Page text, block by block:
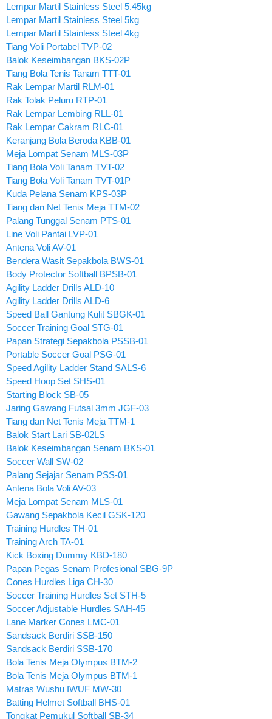
Lempar Martil Stainless Steel 5.45kg
Lempar Martil Stainless Steel 5kg
Lempar Martil Stainless Steel 4kg
Tiang Voli Portabel TVP-02
Balok Keseimbangan BKS-02P
Tiang Bola Tenis Tanam TTT-01
Rak Lempar Martil RLM-01
Rak Tolak Peluru RTP-01
Rak Lempar Lembing RLL-01
Rak Lempar Cakram RLC-01
Keranjang Bola Beroda KBB-01
Meja Lompat Senam MLS-03P
Tiang Bola Voli Tanam TVT-02
Tiang Bola Voli Tanam TVT-01P
Kuda Pelana Senam KPS-03P
Tiang dan Net Tenis Meja TTM-02
Palang Tunggal Senam PTS-01
Line Voli Pantai LVP-01
Antena Voli AV-01
Bendera Wasit Sepakbola BWS-01
Body Protector Softball BPSB-01
Agility Ladder Drills ALD-10
Agility Ladder Drills ALD-6
Speed Ball Gantung Kulit SBGK-01
Soccer Training Goal STG-01
Papan Strategi Sepakbola PSSB-01
Portable Soccer Goal PSG-01
Speed Agility Ladder Stand SALS-6
Speed Hoop Set SHS-01
Starting Block SB-05
Jaring Gawang Futsal 3mm JGF-03
Tiang dan Net Tenis Meja TTM-1
Balok Start Lari SB-02LS
Balok Keseimbangan Senam BKS-01
Soccer Wall SW-02
Palang Sejajar Senam PSS-01
Antena Bola Voli AV-03
Meja Lompat Senam MLS-01
Gawang Sepakbola Kecil GSK-120
Training Hurdles TH-01
Training Arch TA-01
Kick Boxing Dummy KBD-180
Papan Pegas Senam Profesional SBG-9P
Cones Hurdles Liga CH-30
Soccer Training Hurdles Set STH-5
Soccer Adjustable Hurdles SAH-45
Lane Marker Cones LMC-01
Sandsack Berdiri SSB-150
Sandsack Berdiri SSB-170
Bola Tenis Meja Olympus BTM-2
Bola Tenis Meja Olympus BTM-1
Matras Wushu IWUF MW-30
Batting Helmet Softball BHS-01
Tongkat Pemukul Softball SB-34